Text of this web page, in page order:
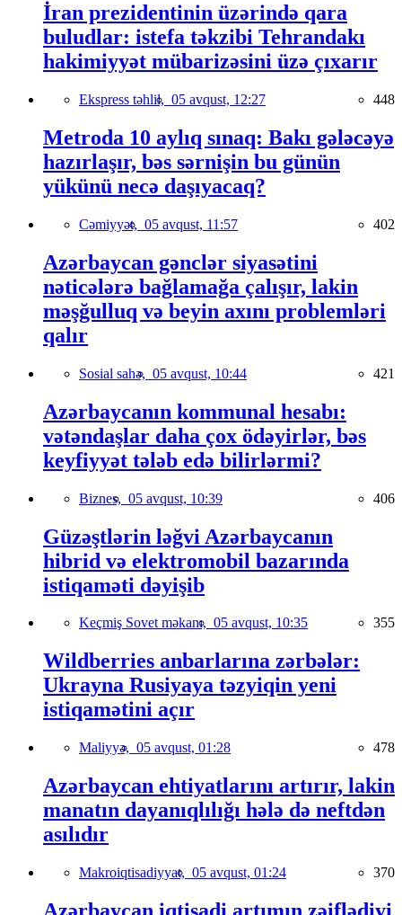
İran prezidentinin üzərində qara
buludlar: istefa təkzibi Tehrandakı
hakimiyyət mübarizəsini üzə çıxarır
Ekspress təhlil, 05 avqust, 12:27 448
Metroda 10 aylıq sınaq: Bakı gələcəyə
hazırlaşır, bəs sərnişin bu günün
yükünü necə daşıyacaq?
Cəmiyyət, 05 avqust, 11:57 402
Azərbaycan gənclər siyasətini
nəticələrə bağlamağa çalışır, lakin
məşğulluq və beyin axını problemləri
qalır
Sosial sahə, 05 avqust, 10:44 421
Azərbaycanın kommunal hesabı:
vətəndaşlar daha çox ödəyirlər, bəs
keyfiyyət tələb edə bilirlərmi?
Biznes, 05 avqust, 10:39 406
Güzəştlərin ləğvi Azərbaycanın
hibrid və elektromobil bazarında
istiqaməti dəyişib
Keçmiş Sovet məkanı, 05 avqust, 10:35 355
Wildberries anbarlarına zərbələr:
Ukrayna Rusiyaya təzyiqin yeni
istiqamətini açır
Maliyyə, 05 avqust, 01:28 478
Azərbaycan ehtiyatlarını artırır, lakin
manatın dayanıqlılığı hələ də neftdən
asılıdır
Makroiqtisadiyyat, 05 avqust, 01:24 370